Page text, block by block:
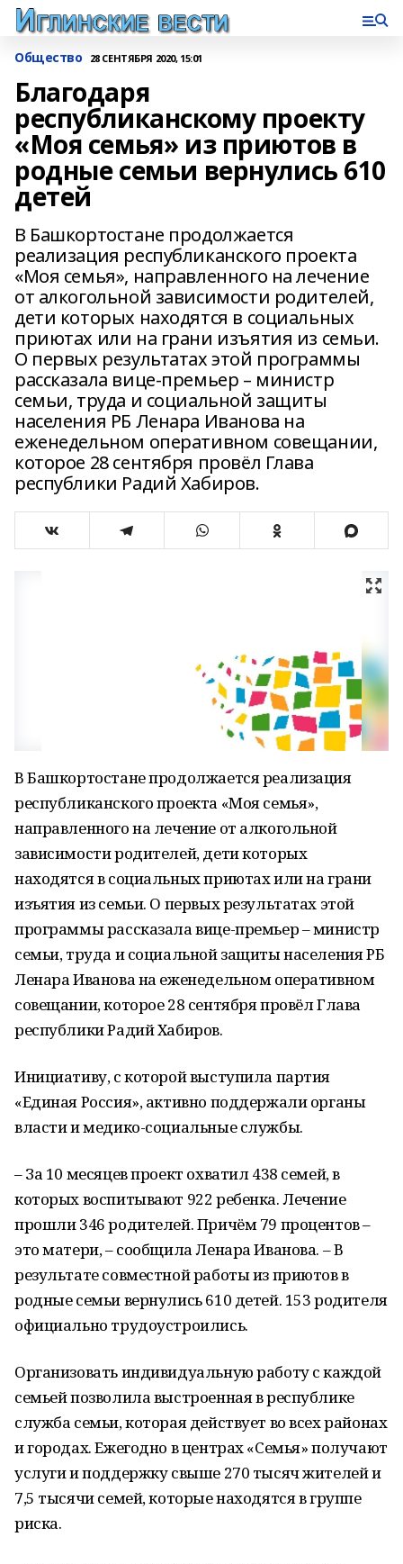
Общество 28 СЕНТЯБРЯ 2020, 15:01
Благодаря
республиканскому проекту
«Моя семья» из приютов в
родные семьи вернулись 610
детей
В Башкортостане продолжается
реализация республиканского проекта
«Моя семья», направленного на лечение
от алкогольной зависимости родителей,
дети которых находятся в социальных
приютах или на грани изъятия из семьи.
О первых результатах этой программы
рассказала вице-премьер – министр
семьи, труда и социальной защиты
населения РБ Ленара Иванова на
еженедельном оперативном совещании,
которое 28 сентября провёл Глава
республики Радий Хабиров.
В Башкортостане продолжается реализация
республиканского проекта «Моя семья»,
направленного на лечение от алкогольной
зависимости родителей, дети которых
находятся в социальных приютах или на грани
изъятия из семьи. О первых результатах этой
программы рассказала вице-премьер – министр
семьи, труда и социальной защиты населения РБ
Ленара Иванова на еженедельном оперативном
совещании, которое 28 сентября провёл Глава
республики Радий Хабиров.
Инициативу, с которой выступила партия
«Единая Россия», активно поддержали органы
власти и медико-социальные службы.
– За 10 месяцев проект охватил 438 семей, в
которых воспитывают 922 ребенка. Лечение
прошли 346 родителей. Причём 79 процентов –
это матери, – сообщила Ленара Иванова. – В
результате совместной работы из приютов в
родные семьи вернулись 610 детей. 153 родителя
официально трудоустроились.
Организовать индивидуальную работу с каждой
семьей позволила выстроенная в республике
служба семьи, которая действует во всех районах
и городах. Ежегодно в центрах «Семья» получают
услуги и поддержку свыше 270 тысяч жителей и
7,5 тысячи семей, которые находятся в группе
риска.